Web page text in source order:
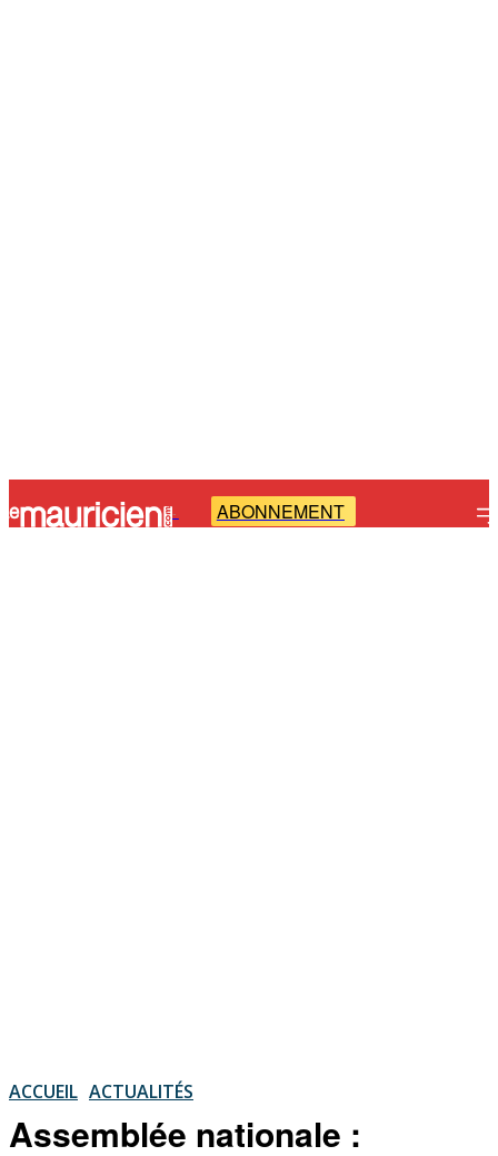
- ABONNEMENT
ACCUEIL ACTUALITÉS
Assemblée nationale :